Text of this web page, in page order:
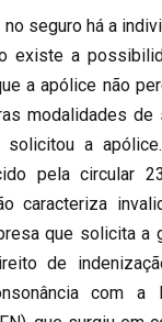
seguro há a
existe a
a apólice não
modalidades
a
pela circular
caracteriza
que solicita a
de
com a